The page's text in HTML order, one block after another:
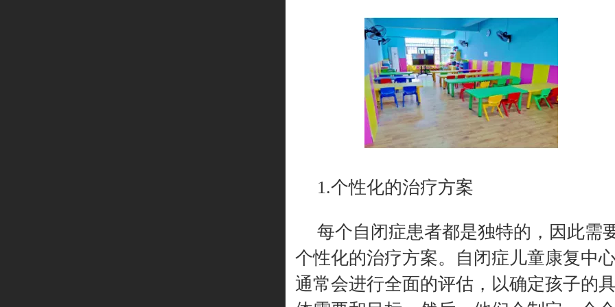
1.个性化的治疗方案
每个自闭症患者都是独特的，因此需
个性化的治疗方案。自闭症儿童康复中
通常会进行全面的评估，以确定孩子的具